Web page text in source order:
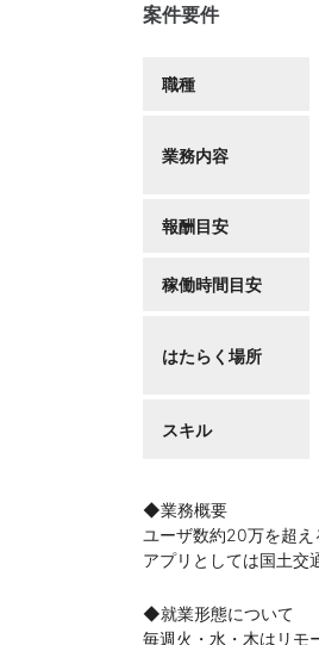
案件要件
職種
業務内容
報酬目安
稼働時間目安
はたらく場所
スキル
◆業務概要
ユーザ数約20万を超え
アプリとしては国土交
◆就業形態について
毎週火・水・木はリモ